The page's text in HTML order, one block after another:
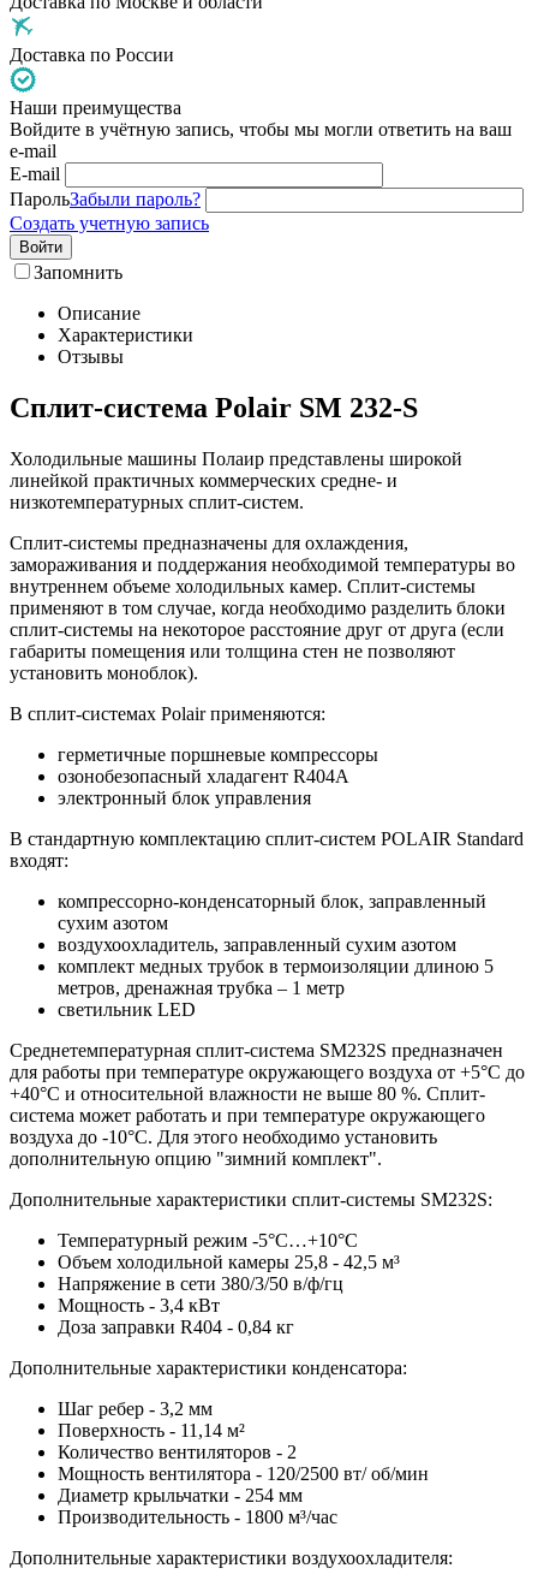
Доставка по России
Наши преимущества
Войдите в учётную запись, чтобы мы могли ответить на ваш
e-mail
E-mail
ПарольЗабыли пароль?
Создать учетную запись
Войти
Запомнить
Описание
Характеристики
Отзывы
Сплит-система Polair SM 232-S
Холодильные машины Полаир представлены широкой
линейкой практичных коммерческих средне- и
низкотемпературных сплит-систем.
Сплит-системы предназначены для охлаждения,
замораживания и поддержания необходимой температуры во
внутреннем объеме холодильных камер. Сплит-системы
применяют в том случае, когда необходимо разделить блоки
сплит-системы на некоторое расстояние друг от друга (если
габариты помещения или толщина стен не позволяют
установить моноблок).
В сплит-системах Polair применяются:
герметичные поршневые компрессоры
озонобезопасный хладагент R404A
электронный блок управления
В стандартную комплектацию сплит-систем POLAIR Standard
входят:
компрессорно-конденсаторный блок, заправленный
сухим азотом
воздухоохладитель, заправленный сухим азотом
комплект медных трубок в термоизоляции длиною 5
метров, дренажная трубка – 1 метр
светильник LED
Среднетемпературная сплит-система SM232S предназначен
для работы при температуре окружающего воздуха от +5°С до
+40°С и относительной влажности не выше 80 %. Сплит-
система может работать и при температуре окружающего
воздуха до -10°С. Для этого необходимо установить
дополнительную опцию "зимний комплект".
Дополнительные характеристики сплит-системы SM232S:
Температурный режим -5°С…+10°С
Объем холодильной камеры 25,8 - 42,5 м³
Напряжение в сети 380/3/50 в/ф/гц
Мощность - 3,4 кВт
Доза заправки R404 - 0,84 кг
Дополнительные характеристики конденсатора:
Шаг ребер - 3,2 мм
Поверхность - 11,14 м²
Количество вентиляторов - 2
Мощность вентилятора - 120/2500 вт/ об/мин
Диаметр крыльчатки - 254 мм
Производительность - 1800 м³/час
Дополнительные характеристики воздухоохладителя: